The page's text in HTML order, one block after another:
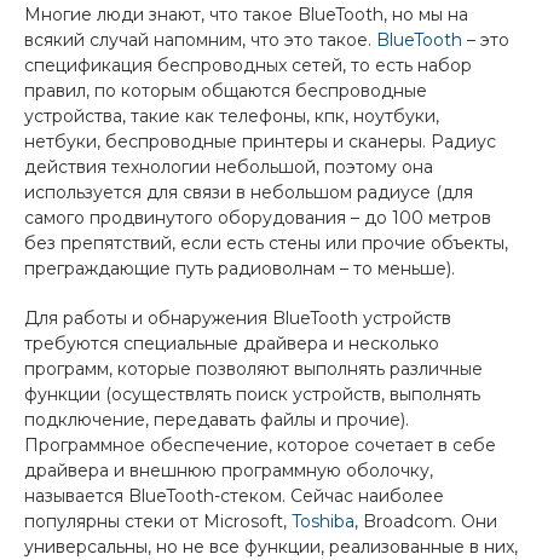
Многие люди знают, что такое BlueTooth, но мы на
всякий случай напомним, что это такое. BlueTooth – это
спецификация беспроводных сетей, то есть набор
правил, по которым общаются беспроводные
устройства, такие как телефоны, кпк, ноутбуки,
нетбуки, беспроводные принтеры и сканеры. Радиус
действия технологии небольшой, поэтому она
используется для связи в небольшом радиусе (для
самого продвинутого оборудования – до 100 метров
без препятствий, если есть стены или прочие объекты,
преграждающие путь радиоволнам – то меньше).
Для работы и обнаружения BlueTooth устройств
требуются специальные драйвера и несколько
программ, которые позволяют выполнять различные
функции (осуществлять поиск устройств, выполнять
подключение, передавать файлы и прочие).
Программное обеспечение, которое сочетает в себе
драйвера и внешнюю программную оболочку,
называется BlueTooth-стеком. Сейчас наиболее
популярны стеки от Microsoft, Toshiba, Broadcom. Они
универсальны, но не все функции, реализованные в них,